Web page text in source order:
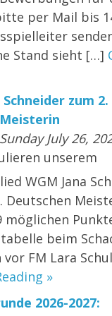
per Mail bis
Stand sieht […]
Schneider zum
July 26,
unserem
WGM Jana
Deutschen
möglichen
beim
vor FM Lara
»
2026-2027: